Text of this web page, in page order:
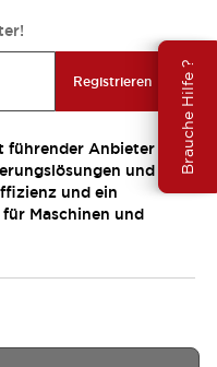
Brauche Hilfe ?
Registrieren
führender Anbieter
und
und ein
für Maschinen und